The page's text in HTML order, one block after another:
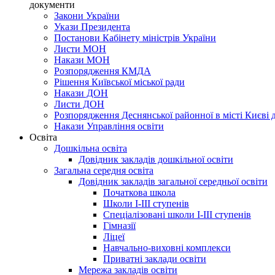
документи
Закони України
Укази Президента
Постанови Кабінету міністрів України
Листи МОН
Накази МОН
Розпорядження КМДА
Рішення Київської міської ради
Накази ДОН
Листи ДОН
Розпорядження Деснянської районної в місті Києві
Накази Управління освіти
Освіта
Дошкільна освіта
Довідник закладів дошкільної освіти
Загальна середня освіта
Довідник закладів загальної середньої освіти
Початкова школа
Школи І-ІІІ ступенів
Спеціалізовані школи І-ІІІ ступенів
Гімназії
Ліцеї
Навчально-виховні комплекси
Приватні заклади освіти
Мережа закладів освіти